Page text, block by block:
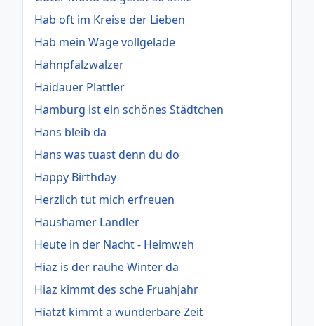
Hab oft im Kreise der Lieben
Hab mein Wage vollgelade
Hahnpfalzwalzer
Haidauer Plattler
Hamburg ist ein schönes Städtchen
Hans bleib da
Hans was tuast denn du do
Happy Birthday
Herzlich tut mich erfreuen
Haushamer Landler
Heute in der Nacht - Heimweh
Hiaz is der rauhe Winter da
Hiaz kimmt des sche Fruahjahr
Hiatzt kimmt a wunderbare Zeit